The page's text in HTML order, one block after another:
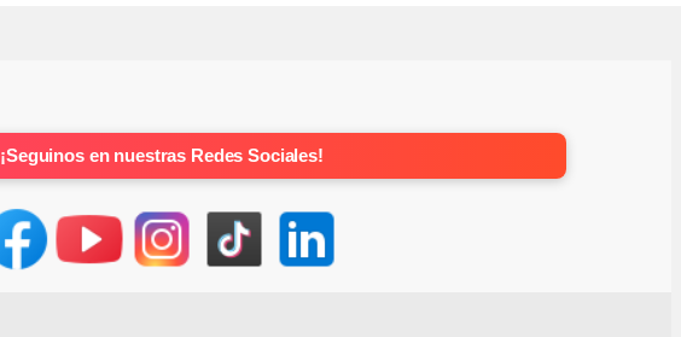
¡Seguinos en nuestras Redes Sociales!